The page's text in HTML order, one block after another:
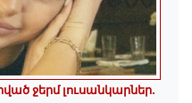
ջերմ լուսանկարներ.